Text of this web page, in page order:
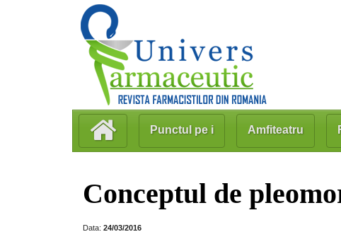
Punctul pe i Amfiteatru
Conceptul de
Data: 24/03/2016